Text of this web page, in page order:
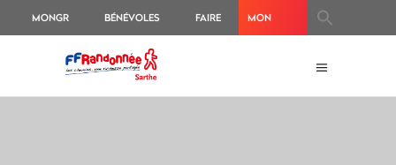
MONGR BÉNÉVOLES FAIRE MON